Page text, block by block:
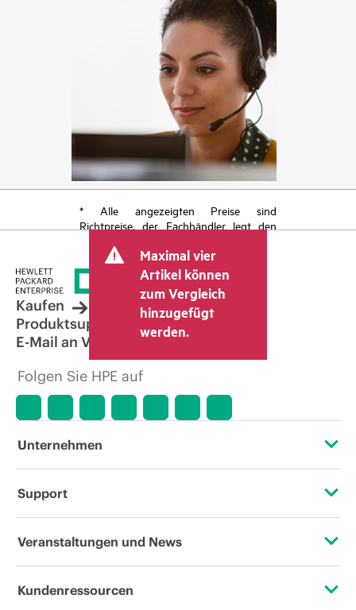
* Alle angezeigten Preise sind
Richtpreise, der Fachhändler legt den
kann weitere Gebühren wie
Mehrwertsteuer und Versandkosten
berücksichtigen. Der vom Fachhändler
festgelegte Transaktionspreis kann von
dem anderer Fachhändler und dem
angezeigten Richtpreis abweichen. Die
Richtpreise können zeitlich begrenzte
Sonderangebote enthalten. HPE behält
sich das Recht vor, jederzeit
Preisanpassungen vorzunehmen, u. a.
Marktbedingungen, der Einstellung von
Produktverfügbarkeit, dem Ende der
Lebensdauer von Werbeaktionen und
Maximal vier
Artikel können
zum Vergleich
hinzugefügt
werden.
Kaufen
Produktsupport
E-Mail an Vertrieb
Folgen Sie HPE auf
Unternehmen
Über HPE
Unternehmensverantwortung
Support
Operational Support Services
Veranstaltungen und News
Veranstaltungen
Kundenressourcen